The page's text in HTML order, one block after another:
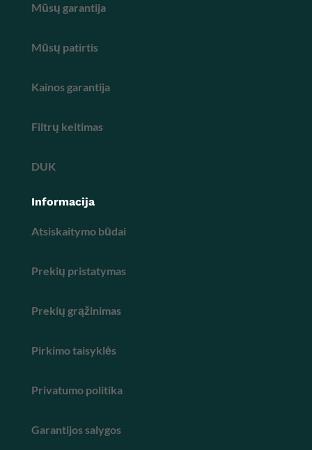
Mūsų garantija
Mūsų patirtis
Kainos garantija
Filtrų keitimas
DUK
Informacija
Atsiskaitymo būdai
Prekių pristatymas
Prekių grąžinimas
Pirkimo taisyklės
Privatumo politika
Garantijos salygos